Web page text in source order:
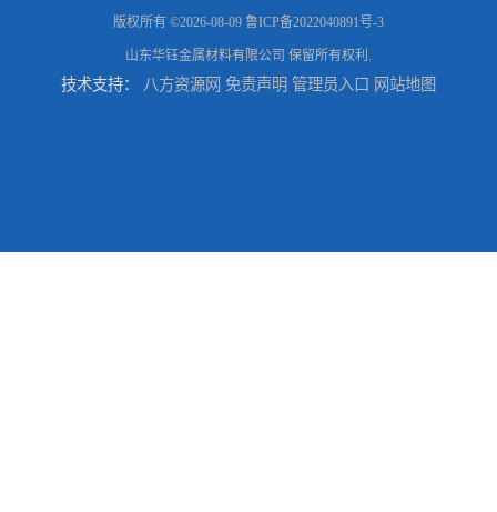
版权所有 ©2026-08-09 鲁ICP备2022040891号-3
山东华钰金属材料有限公司 保留所有权利.
技术支持： 八方资源网 免责声明 管理员入口 网站地图